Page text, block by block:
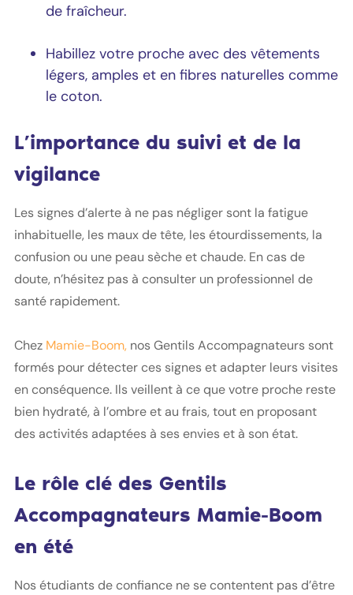
de fraîcheur.
Habillez votre proche avec des vêtements
légers, amples et en fibres naturelles comme
le coton.
L’importance du suivi et de la
vigilance
Les signes d’alerte à ne pas négliger sont la fatigue
inhabituelle, les maux de tête, les étourdissements, la
confusion ou une peau sèche et chaude. En cas de
doute, n’hésitez pas à consulter un professionnel de
santé rapidement.
Chez Mamie-Boom, nos Gentils Accompagnateurs sont
formés pour détecter ces signes et adapter leurs visites
en conséquence. Ils veillent à ce que votre proche reste
bien hydraté, à l’ombre et au frais, tout en proposant
des activités adaptées à ses envies et à son état.
Le rôle clé des Gentils
Accompagnateurs Mamie-Boom
en été
Nos étudiants de confiance ne se contentent pas d’être